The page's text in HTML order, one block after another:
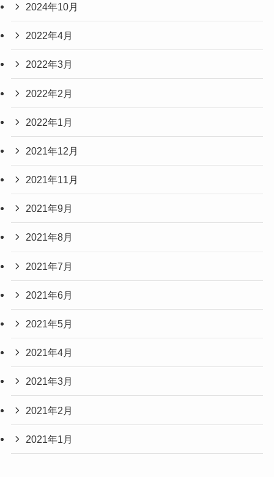
2024年10月
2022年4月
2022年3月
2022年2月
2022年1月
2021年12月
2021年11月
2021年9月
2021年8月
2021年7月
2021年6月
2021年5月
2021年4月
2021年3月
2021年2月
2021年1月